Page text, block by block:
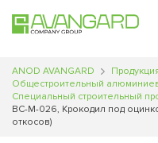
ANOD AVANGARD
Общестроительный
Специальный строительный
ВС-М-026, Крокодил под
откосов)